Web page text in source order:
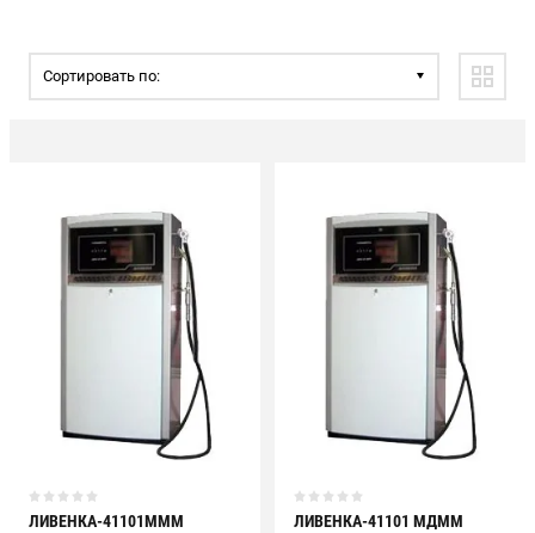
Сортировать по:
ЛИВЕНКА-41101МММ ЛИВЕНКА-41101 МДММ